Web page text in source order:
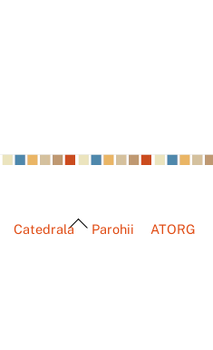
Back
Catedrala Parohii ATORG